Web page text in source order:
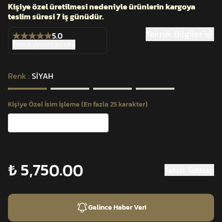
Kişiye özel üretilmesi nedeniyle ürünlerin kargoya
teslim süresi 7 iş günüdür.
5.0
Renk : SİYAH
Kişiye Özel İsim İşleme (En fazla 25 karakter)
₺ 5,750.00
Gelince Haber Ver!